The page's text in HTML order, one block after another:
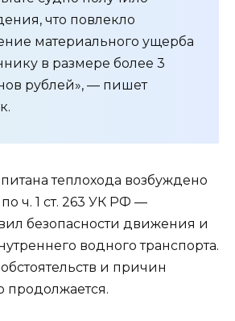
что повлекло
материального ущерба
в размере более 3
рублей», — пишет
теплохода возбуждено
ч. 1 ст. 263 УК РФ —
безопасности движения и
водного транспорта.
и причин